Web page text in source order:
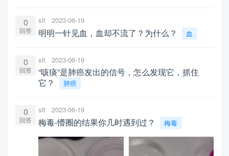
0
回答
slt 2023-06-19
明明一针见血，血却不流了？为什么？ 血
0
回答
slt 2023-06-19
“咳痰”是肺癌发出的信号，怎么发现它，抓住
它？
肺癌
0
回答
slt 2023-06-19
梅毒-懵圈的结果你几时遇到过？ 梅毒